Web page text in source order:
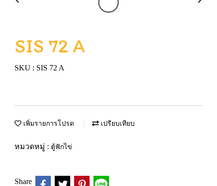
SIS 72 A
SKU : SIS 72 A
เพิ่มรายการโปรด เปรียบเทียบ
หมวดหมู่ : ตู้ฟักไข่
Share